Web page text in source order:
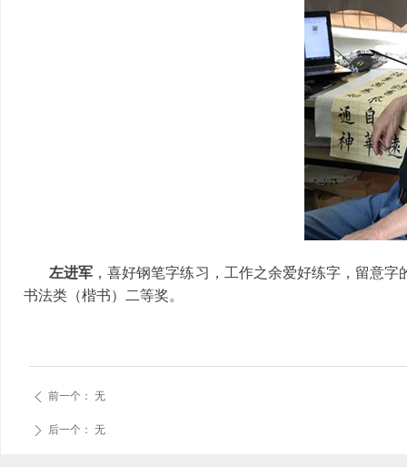
左进军 ，喜好钢笔字练习，工作之余爱好练字，留意
书法类（楷书）二等奖。
ꄴ 前一个： 无
ꄲ 后一个： 无